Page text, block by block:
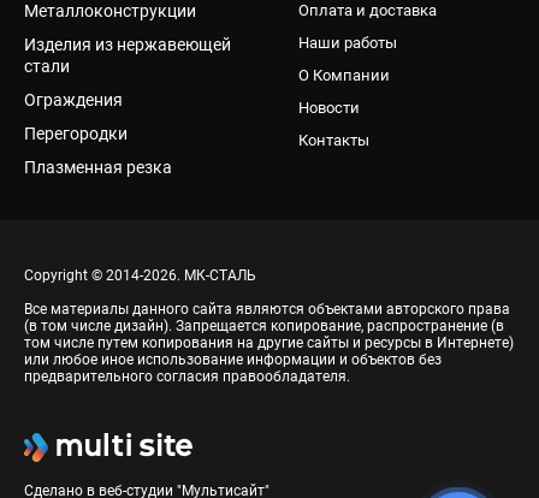
Металлоконструкции
Изделия из нержавеющей
стали
Ограждения
Перегородки
Плазменная резка
Оплата и доставка
Наши работы
О Компании
Новости
Контакты
Copyright © 2014-2026. МК-СТАЛЬ
Все материалы данного сайта являются объектами авторского права
(в том числе дизайн). Запрещается копирование, распространение (в
том числе путем копирования на другие сайты и ресурсы в Интернете)
или любое иное использование информации и объектов без
предварительного согласия правообладателя.
Сделано в веб-студии "Мультисайт"